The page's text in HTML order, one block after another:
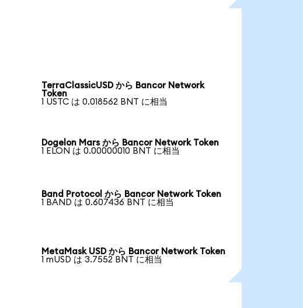
TerraClassicUSD から Bancor Network
Token
1 USTC は 0.018562 BNT に相当
Dogelon Mars から Bancor Network Token
1 ELON は 0.00000010 BNT に相当
Band Protocol から Bancor Network Token
1 BAND は 0.607436 BNT に相当
MetaMask USD から Bancor Network Token
1 mUSD は 3.7552 BNT に相当